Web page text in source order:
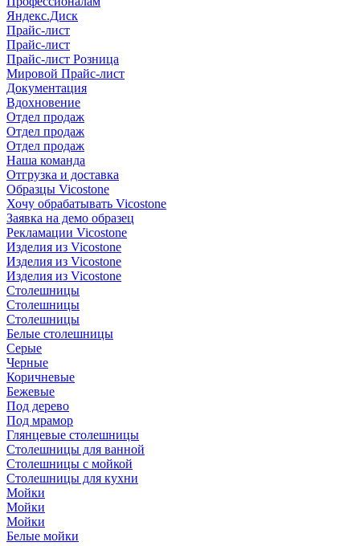
Яндекс.Диск
Прайс-лист
Прайс-лист
Прайс-лист Розница
Мировой Прайс-лист
Документация
Вдохновение
Отдел продаж
Отдел продаж
Отдел продаж
Наша команда
Отгрузка и доставка
Образцы Vicostone
Хочу обрабатывать Vicostone
Заявка на демо образец
Рекламации Vicostone
Изделия из Vicostone
Изделия из Vicostone
Изделия из Vicostone
Столешницы
Столешницы
Столешницы
Белые столешницы
Серые
Черные
Коричневые
Бежевые
Под дерево
Под мрамор
Глянцевые столешницы
Столешницы для ванной
Столешницы с мойкой
Столешницы для кухни
Мойки
Мойки
Мойки
Белые мойки